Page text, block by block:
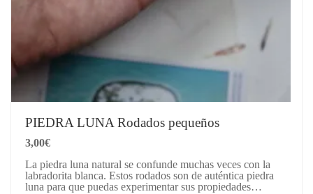
PIEDRA LUNA Rodados pequeños
3,00€
La piedra luna natural se confunde muchas veces con la
labradorita blanca. Estos rodados son de auténtica piedra
luna para que puedas experimentar sus propiedades